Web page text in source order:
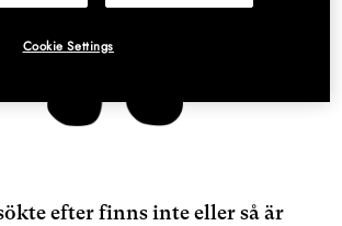
efter finns inte eller så är
Cookie Settings